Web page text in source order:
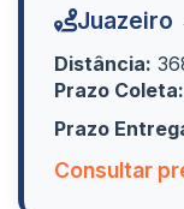
Juazeiro
Distância:
Prazo Coleta:
Prazo
Consultar